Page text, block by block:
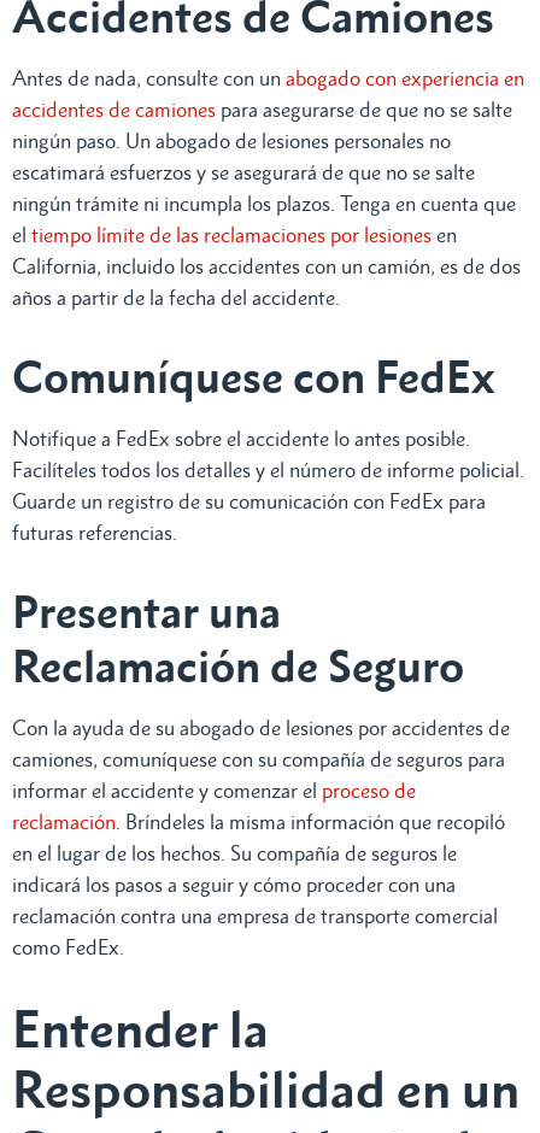
Accidentes de Camiones
Antes de nada, consulte con un abogado con experiencia en
accidentes de camiones para asegurarse de que no se salte
ningún paso. Un abogado de lesiones personales no
escatimará esfuerzos y se asegurará de que no se salte
ningún trámite ni incumpla los plazos. Tenga en cuenta que
el tiempo límite de las reclamaciones por lesiones en
California, incluido los accidentes con un camión, es de dos
años a partir de la fecha del accidente.
Comuníquese con FedEx
Notifique a FedEx sobre el accidente lo antes posible.
Facilíteles todos los detalles y el número de informe policial.
Guarde un registro de su comunicación con FedEx para
futuras referencias.
Presentar una
Reclamación de Seguro
Con la ayuda de su abogado de lesiones por accidentes de
camiones, comuníquese con su compañía de seguros para
informar el accidente y comenzar el proceso de
reclamación . Bríndeles la misma información que recopiló
en el lugar de los hechos. Su compañía de seguros le
indicará los pasos a seguir y cómo proceder con una
reclamación contra una empresa de transporte comercial
como FedEx.
Entender la
Responsabilidad en un